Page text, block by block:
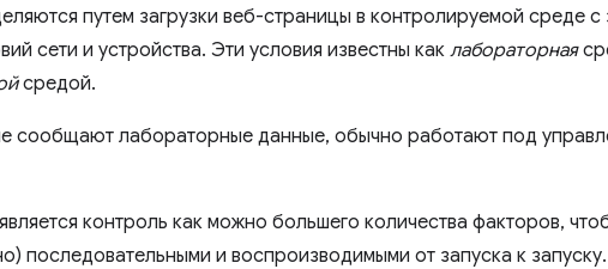
путем загрузки веб-страницы в контролируемой среде с
сети и устройства. Эти условия известны как лабораторная
средой.
сообщают лабораторные данные, обычно работают под
контроль как можно большего количества факторов,
последовательными и воспроизводимыми от запуска к запуску.